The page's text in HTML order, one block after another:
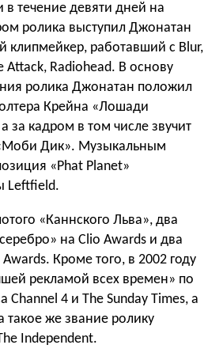
течение девяти дней на
ролика выступил Джонатан
клипмейкер, работавший с Blur,
Attack, Radiohead. В основу
ролика Джонатан положил
Крейна «Лошади
за кадром в том числе звучит
Дик». Музыкальным
«Phat Planet»
Leftfield.
«Каннского Льва», два
на Clio Awards и два
Кроме того, в 2002 году
рекламой всех времен» по
Channel 4 и The Sunday Times, а
такое же звание ролику
Independent.